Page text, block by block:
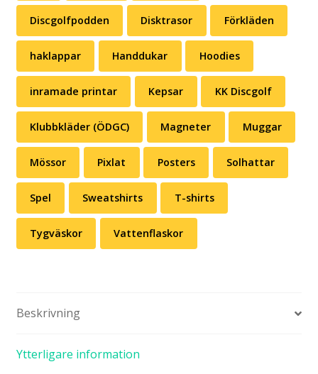
Discgolfpodden Disktrasor Förkläden
haklappar Handdukar Hoodies
inramade printar Kepsar KK Discgolf
Klubbkläder (ÖDGC) Magneter Muggar
Mössor Pixlat Posters Solhattar
Spel Sweatshirts T-shirts
Tygväskor Vattenflaskor
Beskrivning
Ytterligare information